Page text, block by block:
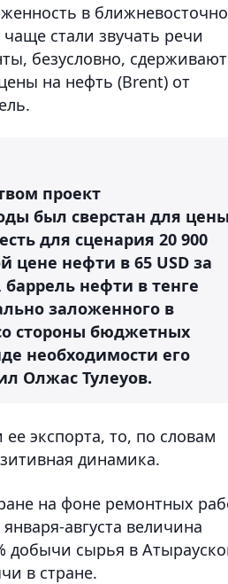
в
стали звучать речи
безусловно,
на нефть (Brent) от
проект
был сверстан для цены
для сценария 20 900
нефти в 65 USD за
баррель нефти в тенге
заложенного в
стороны бюджетных
необходимости его
Олжас Тулеуов.
экспорта, то, по словам
динамика.
на фоне ремонтных
августа величина
добычи сырья в
в стране.